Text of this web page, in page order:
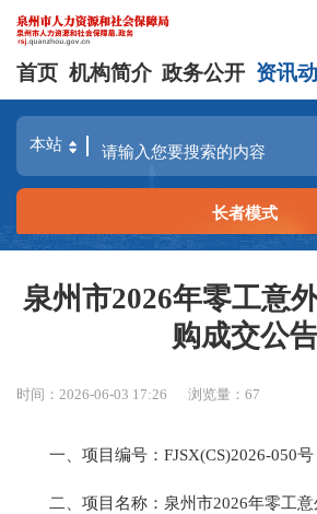
首页 机构简介 政务公开 资讯
长者模式
泉州市2026年零工意
购成交公
时间：2026-06-03 17:26 浏览量：67
一、项目编号：FJSX(CS)2026-050号
二、项目名称：泉州市2026年零工意